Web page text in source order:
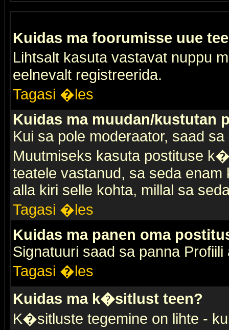
Kuidas ma foorumisse uue
Lihtsalt kasuta vastavat nuppu
eelnevalt registreerida.
Tagasi �les
Kuidas ma muudan/kustutan
Kui sa pole moderaator, saad
Muutmiseks kasuta postituse
teatele vastanud, sa seda
alla kiri selle kohta, millal sa
Tagasi �les
Kuidas ma panen oma
Signatuuri saad sa panna Profiili
Tagasi �les
Kuidas ma k�sitlust teen?
K�sitluste tegemine on lihte -